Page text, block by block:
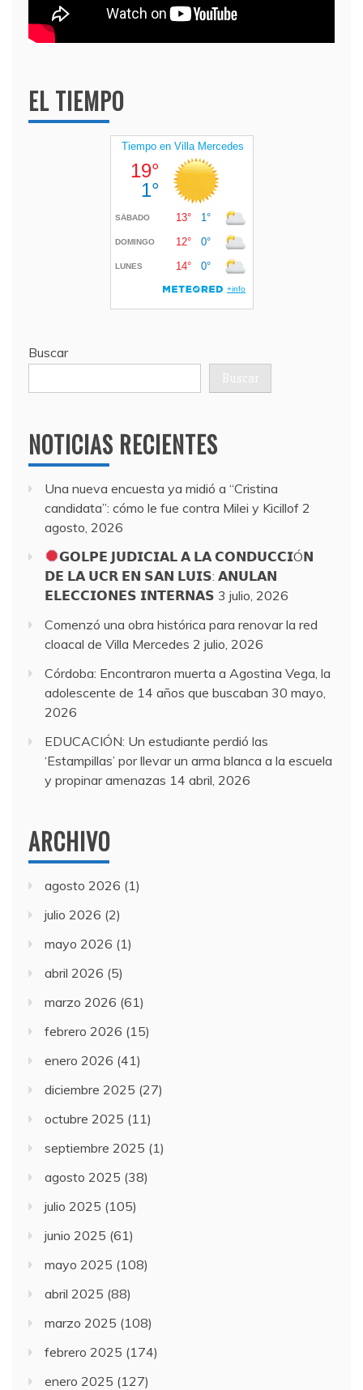
EL TIEMPO
Buscar
Buscar
NOTICIAS RECIENTES
Una nueva encuesta ya midió a “Cristina
candidata”: cómo le fue contra Milei y Kicillof 2
agosto, 2026
𝗚𝗢𝗟𝗣𝗘 𝗝𝗨𝗗𝗜𝗖𝗜𝗔𝗟 𝗔 𝗟𝗔 𝗖𝗢𝗡𝗗𝗨𝗖𝗖𝗜Ó𝗡
𝗗𝗘 𝗟𝗔 𝗨𝗖𝗥 𝗘𝗡 𝗦𝗔𝗡 𝗟𝗨𝗜𝗦: 𝗔𝗡𝗨𝗟𝗔𝗡
𝗘𝗟𝗘𝗖𝗖𝗜𝗢𝗡𝗘𝗦 𝗜𝗡𝗧𝗘𝗥𝗡𝗔𝗦 3 julio, 2026
Comenzó una obra histórica para renovar la red
cloacal de Villa Mercedes 2 julio, 2026
Córdoba: Encontraron muerta a Agostina Vega, la
adolescente de 14 años que buscaban 30 mayo,
2026
EDUCACIÓN: Un estudiante perdió las
‘Estampillas’ por llevar un arma blanca a la escuela
y propinar amenazas 14 abril, 2026
ARCHIVO
agosto 2026 (1)
julio 2026 (2)
mayo 2026 (1)
abril 2026 (5)
marzo 2026 (61)
febrero 2026 (15)
enero 2026 (41)
diciembre 2025 (27)
octubre 2025 (11)
septiembre 2025 (1)
agosto 2025 (38)
julio 2025 (105)
junio 2025 (61)
mayo 2025 (108)
abril 2025 (88)
marzo 2025 (108)
febrero 2025 (174)
enero 2025 (127)